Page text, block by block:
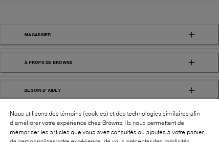
MAGASINER
À PROPS DE BROWNS
BESOIN D' AIDE?
Nous utilisons des témoins (cookies) et des technologies similaires afin
d’améliorer votre expérience chez Browns. Ils nous permettent de
mémoriser les articles que vous avez consultés ou ajoutés à votre panier,